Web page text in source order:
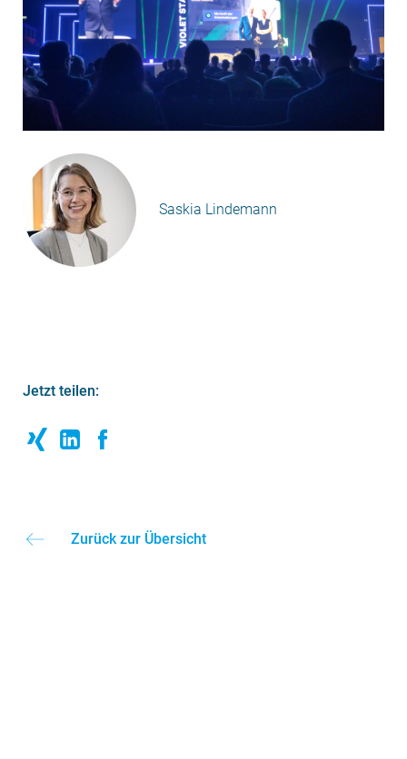
Saskia Lindemann
Jetzt teilen:
Zurück zur Übersicht